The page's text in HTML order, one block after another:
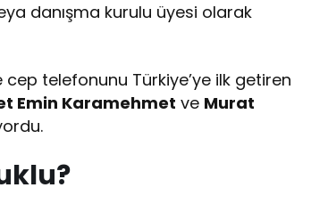
danışma kurulu üyesi olarak
telefonunu Türkiye’ye ilk getiren
Emin Karamehmet ve Murat